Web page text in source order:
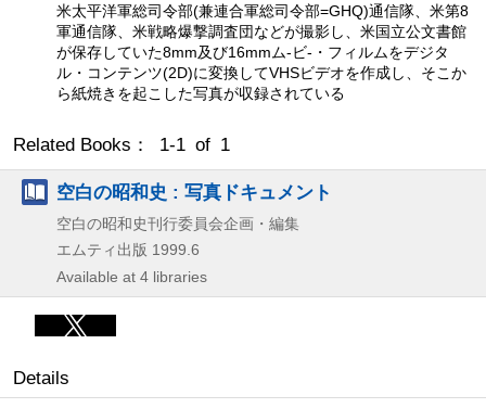
米太平洋軍総司令部(兼連合軍総司令部=GHQ)通信隊、米第8
軍通信隊、米戦略爆撃調査団などが撮影し、米国立公文書館
が保存していた8mm及び16mmム-ビ-・フィルムをデジタ
ル・コンテンツ(2D)に変換してVHSビデオを作成し、そこか
ら紙焼きを起こした写真が収録されている
Related Books： 1-1 of 1
空白の昭和史 : 写真ドキュメント
空白の昭和史刊行委員会企画・編集
エムティ出版 1999.6
Available at 4 libraries
Details